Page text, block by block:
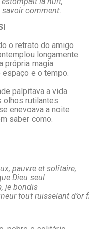
comment.
o retrato do amigo
longamente
própria magia
espaço e o tempo.
palpitava a vida
olhos rutilantes
enevoava a noite
saber como.
pauvre et solitaire,
Dieu seul
je bondis
tout ruisselant d’or